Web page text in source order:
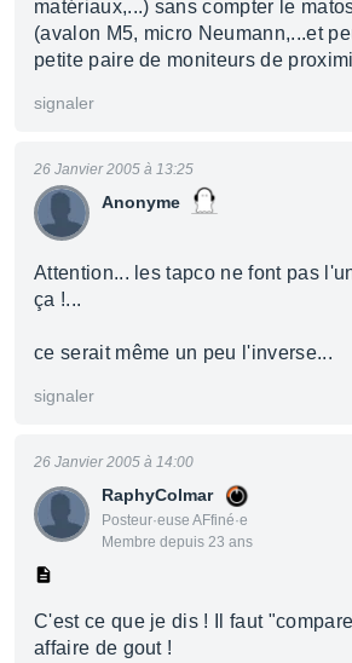
matériaux,...) sans compter le
(avalon M5, micro Neumann,...et
petite paire de moniteurs de
signaler
Anonyme
26 Janvier 2005 à 13:25
Attention... les tapco ne font pas
ça !...
ce serait même un peu l'inverse...
signaler
RaphyColmar
Posteur·euse AFfiné·e
Membre depuis 23 ans
26 Janvier 2005 à 14:00
C'est ce que je dis ! Il faut
affaire de gout !